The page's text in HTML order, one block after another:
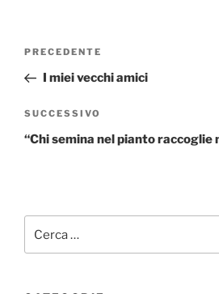
Navigazione
Articolo
precedente:
PRECEDENTE
I miei vecchi amici
Articolo
successivo
SUCCESSIVO
“Chi semina nel pianto raccoglie